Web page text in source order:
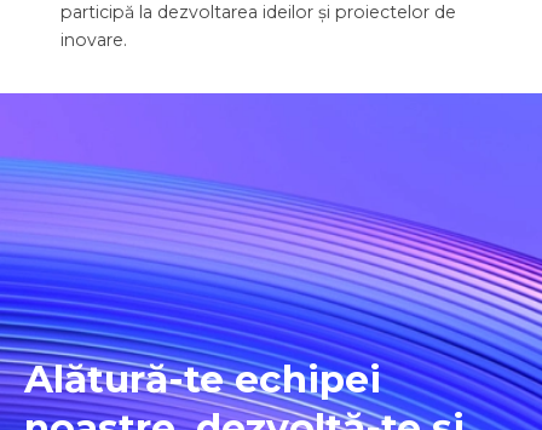
participă la dezvoltarea ideilor și proiectelor de
inovare.
Alătură-te echipei